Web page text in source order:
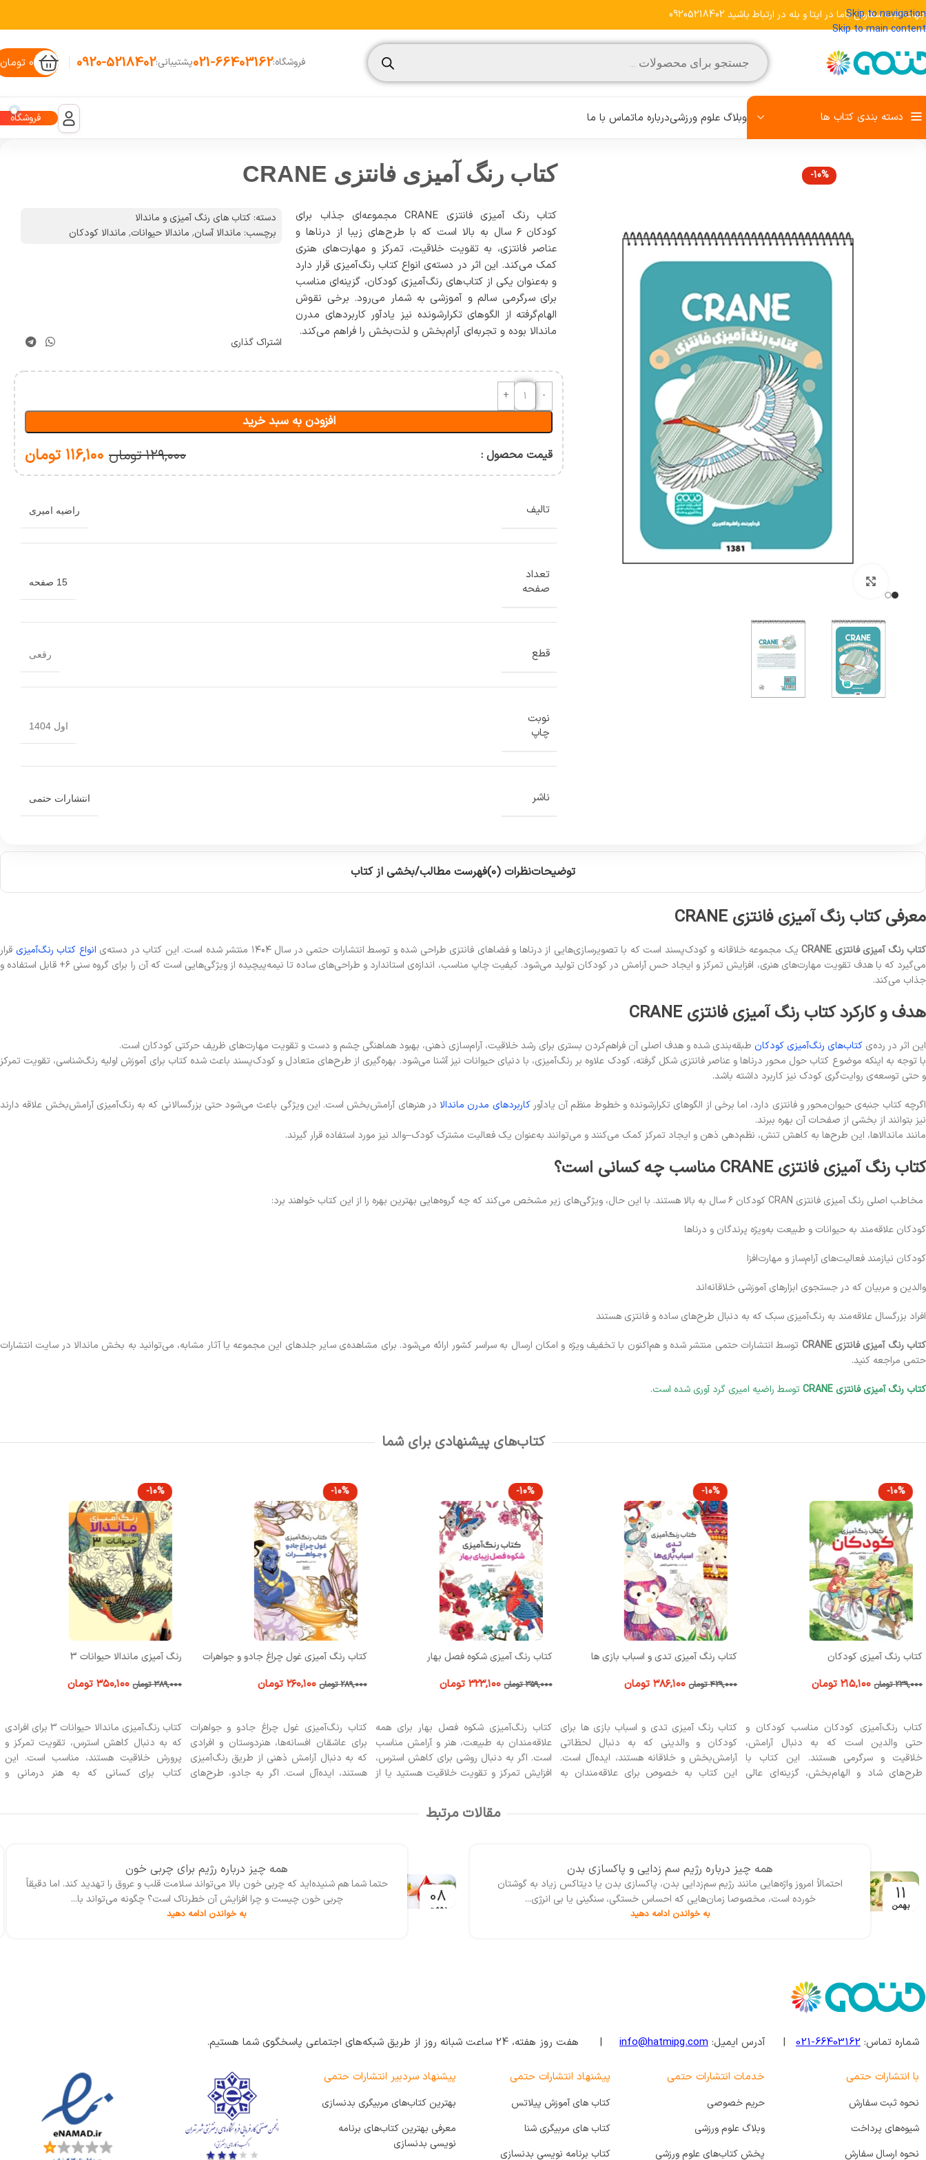
Skip to navigation
Skip to main content
جهت ثبت سفارش باما در ایتا و بله در ارتباط باشید 09205218402
فروشگاه:021-66403162پشتیبانی:0920-5218402 ۰ تومان
دسته بندی کتاب ها
مشاهده تمامی کتاب‌ها
رفتار حرکتی
روانشناسی ورزشی
زبان تخصصی
کنکور تربیت بدنی
آمار سنجش و اندازه گیری
آناتومی و فیزیولوژِی انسان
نسیم
تغذیه ورزشی
مدیریت ورزشی
آسیب شناسی و حرکات اصلاحی
وبلاگ علوم ورزشیدرباره ماتماس با ما فروشگاه
-10% کتاب رنگ آمیزی فانتزی CRANE
کتاب رنگ آمیزی فانتزی CRANE مجموعه‌ای جذاب برای
کودکان ۶ سال به بالا است که با طرح‌های زیبا از درناها و
عناصر فانتزی، به تقویت خلاقیت، تمرکز و مهارت‌های هنری
کمک می‌کند. این اثر در دسته‌ی انواع کتاب رنگ‌آمیزی قرار دارد
و به‌عنوان یکی از کتاب‌های رنگ‌آمیزی کودکان، گزینه‌ای مناسب
برای سرگرمی سالم و آموزشی به شمار می‌رود. برخی نقوش
الهام‌گرفته از الگوهای تکرارشونده نیز یادآور کاربردهای مدرن
ماندالا بوده و تجربه‌ای آرام‌بخش و لذت‌بخش را فراهم می‌کند.
دسته: کتاب های رنگ آمیزی و ماندالا
برچسب: ماندالا آسان, ماندالا حیوانات, ماندالا کودکان
اشتراک گذاری
افزودن به سبد خرید
قیمت محصول : ۱۲۹,۰۰۰ تومان ۱۱۶,۱۰۰ تومان
تالیف راضیه امیری
تعداد
صفحه
15 صفحه
قطع رقعی
نوبت
چاپ
اول 1404
ناشر انتشارات حتمی
توضیحاتنظرات (0) فهرست مطالب/بخشی از کتاب
معرفی کتاب رنگ آمیزی فانتزی CRANE
کتاب رنگ آمیزی فانتزی CRANE یک مجموعه خلاقانه و کودک‌پسند است که با تصویرسازی‌هایی از درناها و فضاهای فانتزی طراحی شده و توسط انتشارات حتمی در سال ۱۴۰۴ منتشر شده است. این کتاب در دسته‌ی انواع کتاب رنگ‌آمیزی قرار
می‌گیرد که با هدف تقویت مهارت‌های هنری، افزایش تمرکز و ایجاد حس آرامش در کودکان تولید می‌شود. کیفیت چاپ مناسب، اندازه‌ی استاندارد و طراحی‌های ساده تا نیمه‌پیچیده از ویژگی‌هایی است که آن را برای گروه سنی ۶+ قابل استفاده و
جذاب می‌کند.
هدف و کارکرد کتاب رنگ آمیزی فانتزی CRANE
این اثر در رده‌ی کتاب‌های رنگ‌آمیزی کودکان طبقه‌بندی شده و هدف اصلی آن فراهم‌کردن بستری برای رشد خلاقیت، آرام‌سازی ذهنی، بهبود هماهنگی چشم و دست و تقویت مهارت‌های ظریف حرکتی کودکان است.
با توجه به اینکه موضوع کتاب حول محور درناها و عناصر فانتزی شکل گرفته، کودک علاوه بر رنگ‌آمیزی، با دنیای حیوانات نیز آشنا می‌شود. بهره‌گیری از طرح‌های متعادل و کودک‌پسند باعث شده کتاب برای آموزش اولیه رنگ‌شناسی، تقویت تمرکز
و حتی توسعه‌ی روایت‌گری کودک نیز کاربرد داشته باشد.
اگرچه کتاب جنبه‌ی حیوان‌محور و فانتزی دارد، اما برخی از الگوهای تکرارشونده و خطوط منظم آن یادآورکاربردهای مدرن ماندالا در هنرهای آرامش‌بخش است. این ویژگی باعث می‌شود حتی بزرگسالانی که به رنگ‌آمیزی آرامش‌بخش علاقه دارند
نیز بتوانند از بخشی از صفحات آن بهره ببرند.
مانند ماندالاها، این طرح‌ها به کاهش تنش، نظم‌دهی ذهن و ایجاد تمرکز کمک می‌کنند و می‌توانند به‌عنوان یک فعالیت مشترک کودک–والد نیز مورد استفاده قرار گیرند.
کتاب رنگ آمیزی فانتزی CRANE مناسب چه کسانی است؟
مخاطب اصلی رنگ آمیزی فانتزی CRAN کودکان ۶ سال به بالا هستند. با این حال، ویژگی‌های زیر مشخص می‌کند که چه گروه‌هایی بهترین بهره را از این کتاب خواهند برد:
کودکان علاقه‌مند به حیوانات و طبیعت به‌ویژه پرندگان و درناها
کودکان نیازمند فعالیت‌های آرام‌ساز و مهارت‌افزا
والدین و مربیان که در جستجوی ابزارهای آموزشی خلاقانه‌اند
افراد بزرگسال علاقه‌مند به رنگ‌آمیزی سبک که به دنبال طرح‌های ساده و فانتزی هستند
کتاب رنگ آمیزی فانتزی CRANE
توسط انتشارات حتمی منتشر شده و هم‌اکنون با تخفیف ویژه و امکان ارسال به سراسر کشور ارائه می‌شود. برای مشاهده‌ی سایر جلدهای این مجموعه یا آثار مشابه، می‌توانید به بخش ماندالا در سایت انتشارات
حتمی مراجعه کنید.
کتاب رنگ آمیزی فانتزی CRANE
توسط راضیه امیری گرد آوری شده است.
کتاب‌های پیشنهادی برای شما
-10%
کتاب رنگ آمیزی کودکان
۲۳۹,۰۰۰ تومان ۲۱۵,۱۰۰ تومان
کتاب رنگ‌آمیزی کودکان مناسب کودکان و
حتی والدین است که به دنبال آرامش،
خلاقیت و سرگرمی هستند. این کتاب با
طرح‌های شاد و الهام‌بخش، گزینه‌ای عالی
-10%
کتاب رنگ آمیزی تدی و اسباب بازی ها
۴۲۹,۰۰۰ تومان ۳۸۶,۱۰۰ تومان
کتاب رنگ آمیزی تدی و اسباب بازی ها برای
کودکان و والدینی که به دنبال لحظاتی
آرامش‌بخش و خلاقانه هستند، ایده‌آل است.
این کتاب به خصوص برای علاقه‌مندان به
هر کسی باشد که به دنیای رنگ‌ها و بازی‌های
-10%
کتاب رنگ آمیزی شکوه فصل بهار
۳۵۹,۰۰۰ تومان ۳۲۳,۱۰۰ تومان
کتاب رنگ‌آمیزی شکوه فصل بهار برای همه
علاقه‌مندان به طبیعت، هنر و آرامش مناسب
است. اگر به دنبال روشی برای کاهش استرس،
افزایش تمرکز و تقویت خلاقیت هستید یا از
می‌برید، این کتاب برای شماست. از کودکان تا
بزرگسالان، همه می‌توانند از آن بهره ببرند!
-10%
کتاب رنگ آمیزی غول چراغ جادو و جواهرات
۲۸۹,۰۰۰ تومان ۲۶۰,۱۰۰ تومان
کتاب رنگ‌آمیزی غول چراغ جادو و جواهرات
برای عاشقان افسانه‌ها، هنردوستان و افرادی
که به دنبال آرامش ذهنی از طریق رنگ‌آمیزی
هستند، ایده‌آل است. اگر به جادو، طرح‌های
کتاب انتخابی عالی برای شما خواهد بود.
-10%
رنگ آمیزی ماندالا حیوانات 3
۳۸۹,۰۰۰ تومان ۳۵۰,۱۰۰ تومان
کتاب رنگ‌آمیزی ماندالا حیوانات 3 برای افرادی
که به دنبال کاهش استرس، تقویت تمرکز و
پرورش خلاقیت هستند، مناسب است. این
کتاب برای کسانی که به هنر درمانی و
و رنگ‌آمیزی از این اثر بهره‌مند خواهند شد.
مقالات مرتبط
11
بهمن
همه چیز درباره رژیم سم زدایی و پاکسازی بدن
احتمالاً امروز واژه‌‌هایی مانند رژیم سم‌زدایی بدن، پاکسازی بدن یا دیتاکس زیاد به گوشتان
خورده است، مخصوصا زمان‌هایی که احساس خستگی، سنگینی یا بی انرژی...
به خواندن ادامه دهید
08
بهمن
همه چیز درباره‌ رژیم برای چربی خون
حتما شما هم شنیده‌اید که چربی‌ خون بالا می‌تواند سلامت قلب و عروق را تهدید کند. اما دقیقاً
چربی خون چیست و چرا افزایش آن خطرناک است؟ چگونه می‌تواند با...
به خواندن ادامه دهید
شماره تماس: 66403162-021 | آدرس ایمیل: info@hatmipg.com | هفت روز هفته‌، 24 ساعت شبانه‌ روز از طریق شبکه‌های اجتماعی پاسخگوی شما هستیم.
با انتشارات حتمی
نحوه ثبت سفارش
شیوه‌های پرداخت
نحوه ارسال سفارش
خدمات انتشارات حتمی
حریم خصوصی
وبلاگ علوم ورزشی
پخش کتاب‌های علوم ورزشی
پیشنهاد انتشارات حتمی
کتاب های آموزش پیلاتس
کتاب های مربیگری شنا
کتاب برنامه نویسی بدنسازی
پیشنهاد سردبیر انتشارات حتمی
بهترین کتاب‌های مربیگری بدنسازی
معرفی بهترین کتاب‌های برنامه
نویسی بدنسازی